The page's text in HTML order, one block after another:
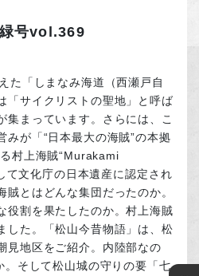
号vol.369
た「しまなみ海道（西瀬戸自
「サイクリストの聖地」と呼ば
集まっています。さらには、こ
みが「“日本最大の海賊”の本拠
村上海賊“Murakami
文化庁の日本遺産に認定され
賊とはどんな集団だったのか。
役割を果たしたのか。村上海賊
した。「松山今昔物語」は、松
見地区をご紹介。内陸部なの
。そして松山城の守りの要「七